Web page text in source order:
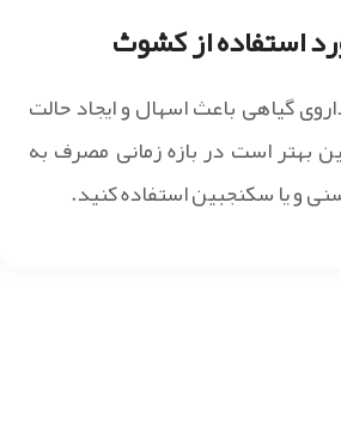
استفاده از کشوث
گیاهی باعث اسهال و ایجاد حالت
بهتر است در بازه زمانی مصرف به
و یا سکنجبین استفاده کنید.